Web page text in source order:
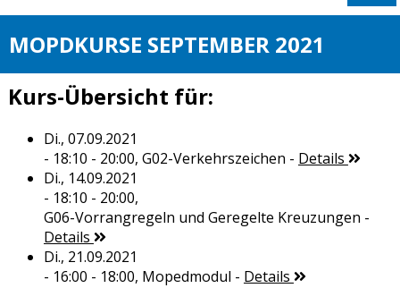
MOPDKURSE SEPTEMBER 2021
Kurs-Übersicht für:
Di., 07.09.2021
- 18:10 - 20:00, G02-Verkehrszeichen - Details
Di., 14.09.2021
- 18:10 - 20:00,
G06-Vorrangregeln und Geregelte Kreuzungen -
Details
Di., 21.09.2021
- 16:00 - 18:00, Mopedmodul - Details